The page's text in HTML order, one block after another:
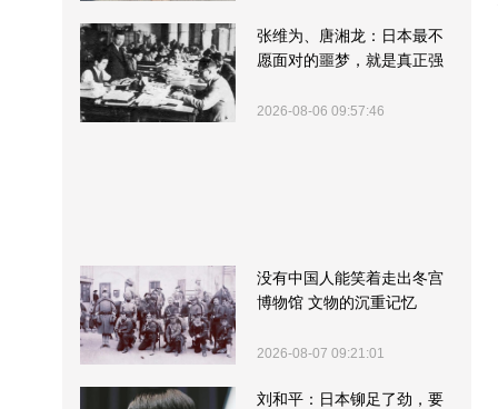
张维为、唐湘龙：日本最不
愿面对的噩梦，就是真正强
2026-08-06 09:57:46
没有中国人能笑着走出冬宫
博物馆 文物的沉重记忆
2026-08-07 09:21:01
刘和平：日本铆足了劲，要